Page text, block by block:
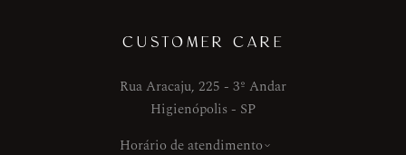
CUSTOMER CARE
Rua Aracaju, 225 - 3º Andar
Higienópolis - SP
Horário de atendimento